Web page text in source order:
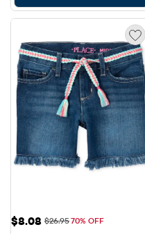
Precio de venta: $8.08
$8.08 Precio original: $26.95
$26.9570% OFF